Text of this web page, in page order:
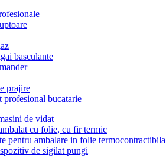
basculante
prajire
profesional bucatarie
de vidat
cu folie, cu fir termic
pentru ambalare in folie termocontractibila
de sigilat pungi